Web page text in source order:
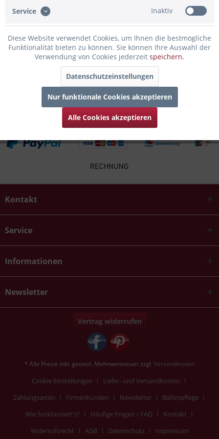
Bewertungen lesen, schreiben und diskutieren...
mehr
Infos zum Hersteller
Folgende Infos zum Hersteller sind verfübar......mehr
Kunden kauften auch
Kunden haben sich ebenfalls angesehen
Kontakt
Service
Informationen
Newsletter
Vertrag widerrufen
* Alle Preise inkl. gesetzl. Mehrwertsteuer zzgl. Versandkosten
Cookie Einstellungen
Liefer- und Versandkosten
Zahlungsarten
Firmenkunden Newsletter
Ballonpflege
Wie funktioniert's?
Häufige Fragen / FAQ
Kontakt
Widerrufsrecht
AGB Datenschutz Impressum
Service Inaktiv
Diese Website verwendet Cookies, um Ihnen die bestmögliche
Funktionalität bieten zu können. Sie können Ihre Auswahl der
Verwendung von Cookies jederzeit speichern.
Datenschutzeinstellungen
Nur funktionale Cookies akzeptieren
Alle Cookies akzeptieren